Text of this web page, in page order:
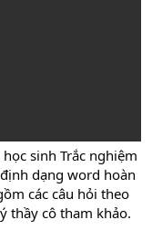
sinh Trắc nghiệm
dạng word hoàn
các câu hỏi theo
thầy cô tham khảo.